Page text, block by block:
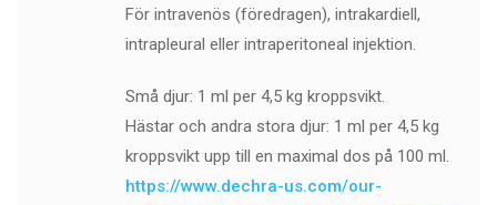
För intravenös (föredragen), intrakardiell,
intrapleural eller intraperitoneal injektion.
Små djur: 1 ml per 4,5 kg kroppsvikt.
Hästar och andra stora djur: 1 ml per 4,5 kg
kroppsvikt upp till en maximal dos på 100 ml.
https://www.dechra-us.com/our-